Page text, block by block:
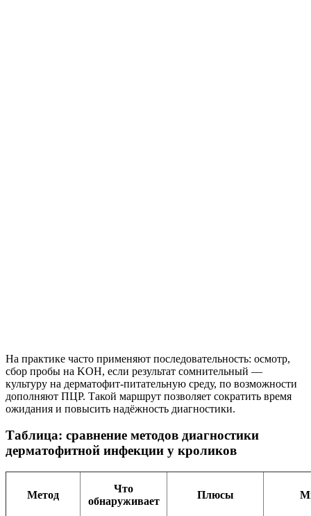
На практике часто применяют последовательность: осмотр,
сбор пробы на KOH, если результат сомнительный —
культуру на дерматофит-питательную среду, по возможности
дополняют ПЦР. Такой маршрут позволяет сократить время
ожидания и повысить надёжность диагностики.
Таблица: сравнение методов диагностики
дерматофитной инфекции у кроликов
Метод
Что
обнаруживает
Плюсы